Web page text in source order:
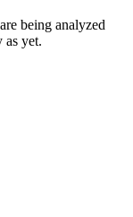
being analyzed
as yet.